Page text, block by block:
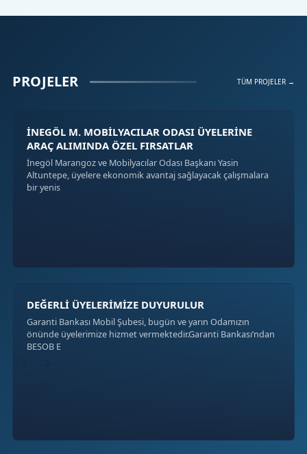
PROJELER TÜM PROJELER →
İNEGÖL M. MOBİLYACILAR ODASI ÜYELERİNE
ARAÇ ALIMINDA ÖZEL FIRSATLAR
İnegöl Marangoz ve Mobilyacılar Odası Başkanı Yasin
Altuntepe, üyelere ekonomik avantaj sağlayacak çalışmalara
bir yenis
DEĞERLİ ÜYELERİMİZE DUYURULUR
Garanti Bankası Mobil Şubesi, bugün ve yarın Odamızın
önünde üyelerimize hizmet vermektedir.Garanti Bankası’ndan
BESOB E